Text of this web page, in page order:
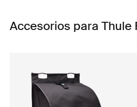
Accesorios para Thule